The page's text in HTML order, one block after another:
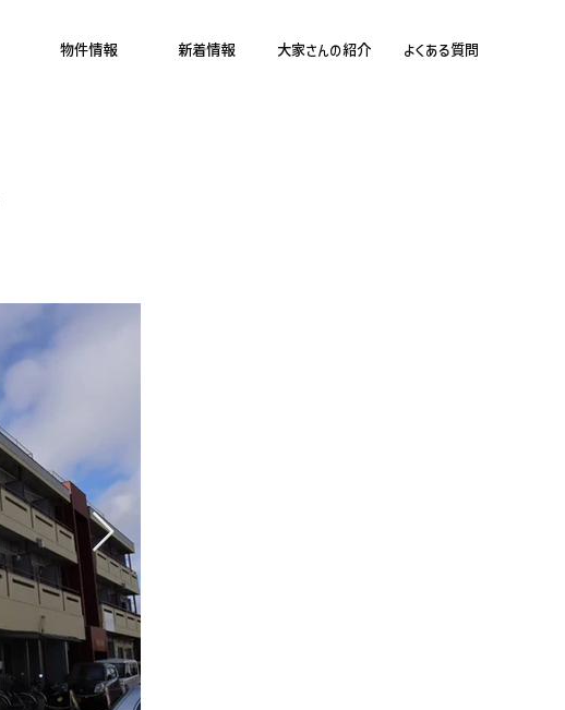
物件情報 新着情報 大家さんの紹介 よくある質問